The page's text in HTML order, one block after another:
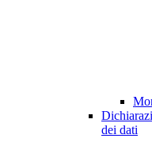
dei dati